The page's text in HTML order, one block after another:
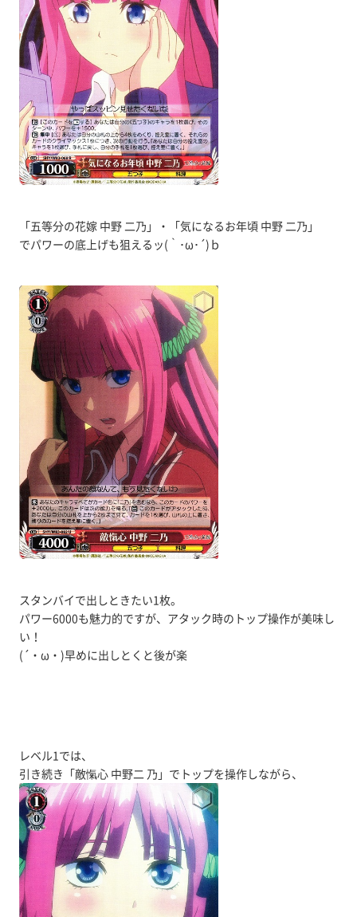
「五等分の花嫁 中野 二乃」・「気になるお年頃 中野 二乃」
でパワーの底上げも狙えるッ(｀･ω･´)ｂ
スタンバイで出しときたい1枚。
パワー6000も魅力的ですが、アタック時のトップ操作が美味し
い！
(´・ω・)早めに出しとくと後が楽
レベル1では、
引き続き「敵愾心 中野二 乃」でトップを操作しながら、